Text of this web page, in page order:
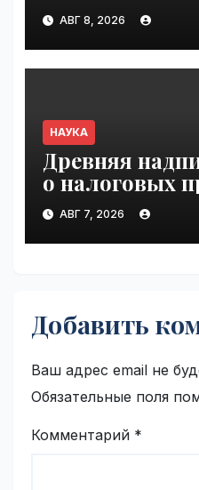
ранее
АВГ 8, 2026
НАУКА
Древняя
о налоговых
VseTime.ru
АВГ 7, 2026
Добавить
Ваш адрес email не
Обязательные поля
Комментарий *